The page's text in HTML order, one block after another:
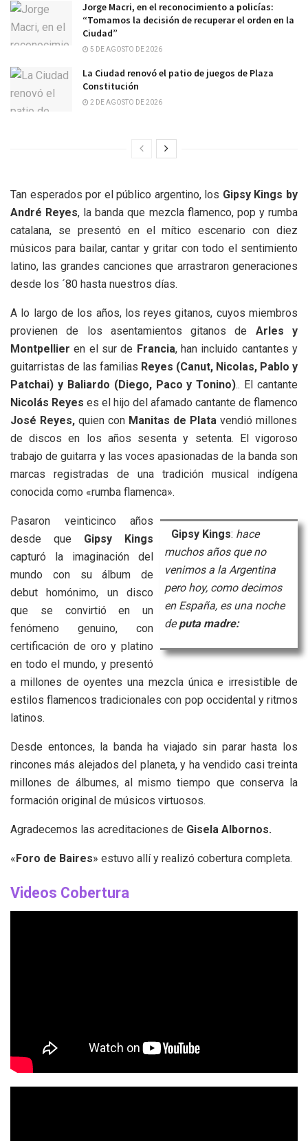
Jorge Macri, en el reconocimiento a policías:
“Tomamos la decisión de recuperar el orden en la
Ciudad”
5 DE AGOSTO DE 2026
La Ciudad renovó el patio de juegos de Plaza
Constitución
2 DE AGOSTO DE 2026
Tan esperados por el público argentino, los Gipsy Kings by
André Reyes, la banda que mezcla flamenco, pop y rumba
catalana, se presentó en el mítico escenario con diez
músicos para bailar, cantar y gritar con todo el sentimiento
latino, las grandes canciones que arrastraron generaciones
desde los ´80 hasta nuestros días.
A lo largo de los años, los reyes gitanos, cuyos miembros
provienen de los asentamientos gitanos de Arles y
Montpellier en el sur de Francia, han incluido cantantes y
guitarristas de las familias Reyes (Canut, Nicolas, Pablo y
Patchai) y Baliardo (Diego, Paco y Tonino).. El cantante
Nicolás Reyes es el hijo del afamado cantante de flamenco
José Reyes, quien con Manitas de Plata vendió millones
de discos en los años sesenta y setenta. El vigoroso
trabajo de guitarra y las voces apasionadas de la banda son
marcas registradas de una tradición musical indígena
conocida como «rumba flamenca».
Gipsy Kings: hace
muchos años que no
venimos a la Argentina
pero hoy, como decimos
en España, es una noche
deputa madre:
Pasaron veinticinco años
desde que Gipsy Kings
capturó la imaginación del
mundo con su álbum de
debut homónimo, un disco
que se convirtió en un
fenómeno genuino, con
certificación de oro y platino
en todo el mundo, y presentó
a millones de oyentes una mezcla única e irresistible de
estilos flamencos tradicionales con pop occidental y ritmos
latinos.
Desde entonces, la banda ha viajado sin parar hasta los
rincones más alejados del planeta, y ha vendido casi treinta
millones de álbumes, al mismo tiempo que conserva la
formación original de músicos virtuosos.
Agradecemos las acreditaciones de Gisela Albornos.
« Foro de Baires» estuvo allí y realizó cobertura completa.
Videos Cobertura